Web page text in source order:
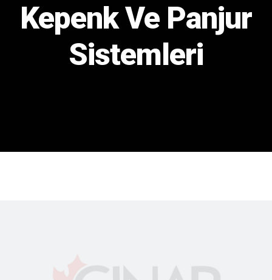
Kepenk Ve Panjur
Sistemleri